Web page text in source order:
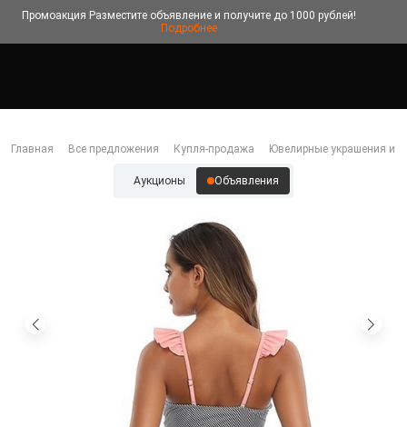
Промоакция Разместите объявление и получите до 1000 рублей!
Подробнее
Главная Все предложения Купля-продажа Ювелирные украшения и
Аукционы Объявления